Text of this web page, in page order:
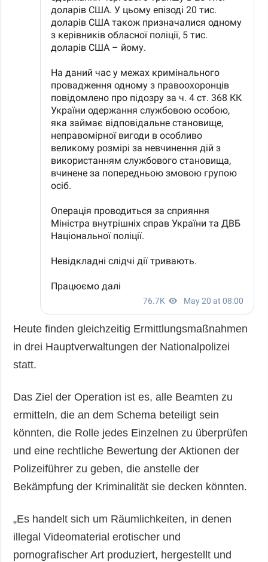
Heute finden gleichzeitig Ermittlungsmaßnahmen
in drei Hauptverwaltungen der Nationalpolizei
statt.
Das Ziel der Operation ist es, alle Beamten zu
ermitteln, die an dem Schema beteiligt sein
könnten, die Rolle jedes Einzelnen zu überprüfen
und eine rechtliche Bewertung der Aktionen der
Polizeiführer zu geben, die anstelle der
Bekämpfung der Kriminalität sie decken könnten.
„Es handelt sich um Räumlichkeiten, in denen
illegal Videomaterial erotischer und
pornografischer Art produziert, hergestellt und